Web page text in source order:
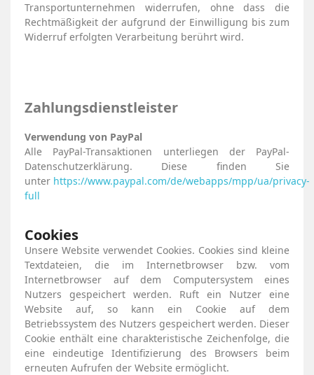
Transportunternehmen widerrufen, ohne dass die
Rechtmäßigkeit der aufgrund der Einwilligung bis zum
Widerruf erfolgten Verarbeitung berührt wird.
Zahlungsdienstleister
Verwendung von PayPal
Alle PayPal-Transaktionen unterliegen der PayPal-
Datenschutzerklärung. Diese finden Sie
unter https://www.paypal.com/de/webapps/mpp/ua/privacy-
full
Cookies
Unsere Website verwendet Cookies. Cookies sind kleine
Textdateien, die im Internetbrowser bzw. vom
Internetbrowser auf dem Computersystem eines
Nutzers gespeichert werden. Ruft ein Nutzer eine
Website auf, so kann ein Cookie auf dem
Betriebssystem des Nutzers gespeichert werden. Dieser
Cookie enthält eine charakteristische Zeichenfolge, die
eine eindeutige Identifizierung des Browsers beim
erneuten Aufrufen der Website ermöglicht.